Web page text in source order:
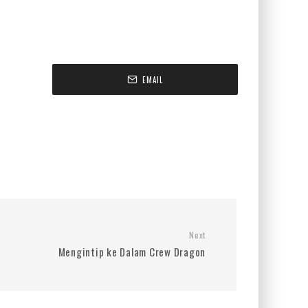
EMAIL
Next
Mengintip ke Dalam Crew Dragon